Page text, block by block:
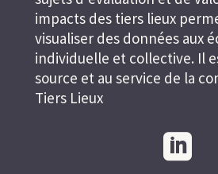
impacts des tiers lieux
visualiser des données aux
individuelle et collective. Il
source et au service de la
Tiers Lieux
